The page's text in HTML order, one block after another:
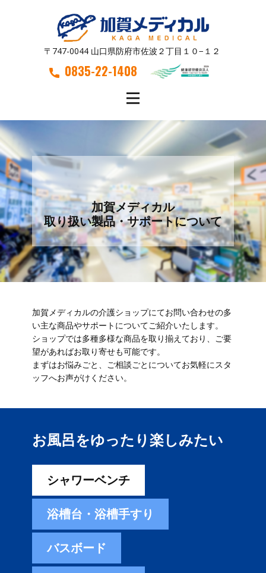
〒747-0044 山口県防府市佐波２丁目１０−１２
0835-22-1408
加賀メディカル
取り扱い製品・サポートについて
加賀メディカルの介護ショップにてお問い合わせの多
い主な商品やサポートについてご紹介いたします。
ショップでは多種多様な商品を取り揃えており、ご要
望があればお取り寄せも可能です。
まずはお悩みごと、ご相談ごとについてお気軽にスタ
ッフへお声がけください。
お風呂をゆったり楽しみ​たい
シャワーベンチ
浴槽台・浴槽手すり
バスボード